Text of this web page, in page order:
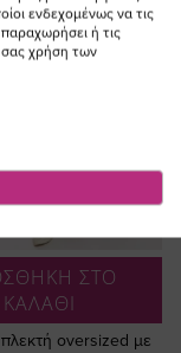
ΣΤΟ
ΚΑΛΑΘΙ
oversized με
ενδεχομένως να τις
ή τις
σας χρήση των